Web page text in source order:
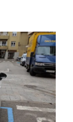
un
bri